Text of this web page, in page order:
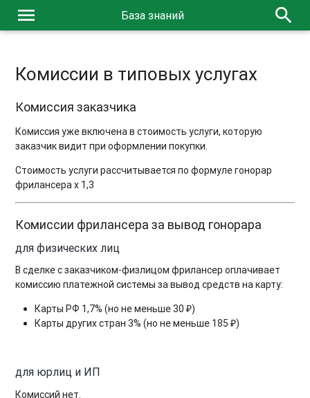
menu База знаний search
Комиссии в типовых услугах
Комиссия заказчика
Комиссия уже включена в стоимость услуги, которую
заказчик видит при оформлении покупки.
Стоимость услуги рассчитывается по формуле гонорар
фрилансера х 1,3
Комиссии фрилансера за вывод гонорара
для физических лиц
В сделке с заказчиком-физлицом фрилансер оплачивает
комиссию платежной системы за вывод средств на карту:
Карты РФ 1,7% (но не меньше 30 ₽)
Карты других стран 3% (но не меньше 185 ₽)
для юрлиц и ИП
Комиссий нет.